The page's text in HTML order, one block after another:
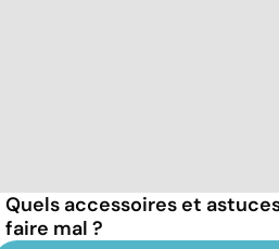
Quels accessoires et
faire mal ?